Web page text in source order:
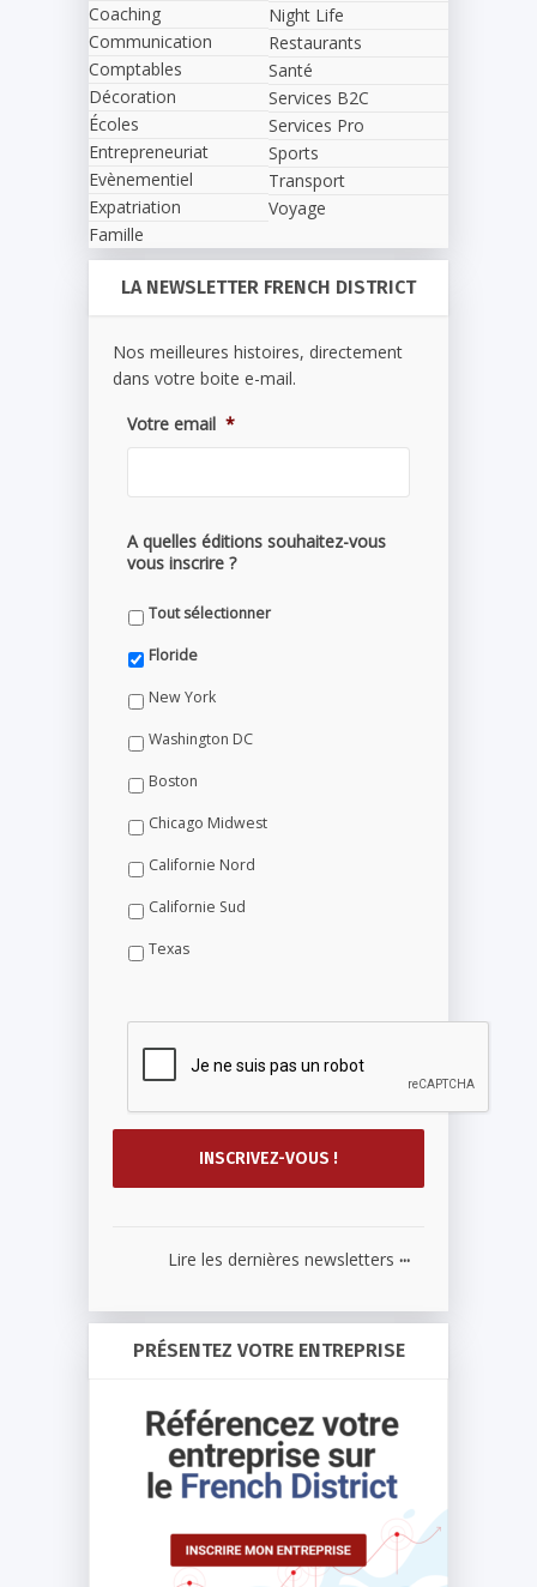
Coaching
Communication
Comptables
Décoration
Écoles
Entrepreneuriat
Evènementiel
Expatriation
Famille
Night Life
Restaurants
Santé
Services B2C
Services Pro
Sports
Transport
Voyage
LA NEWSLETTER FRENCH DISTRICT
Nos meilleures histoires, directement
dans votre boite e-mail.
Votre email *
A quelles éditions souhaitez-vous
vous inscrire ?
Tout sélectionner
Floride
New York
Washington DC
Boston
Chicago Midwest
Californie Nord
Californie Sud
Texas
Lire les dernières newsletters ...
PRÉSENTEZ VOTRE ENTREPRISE